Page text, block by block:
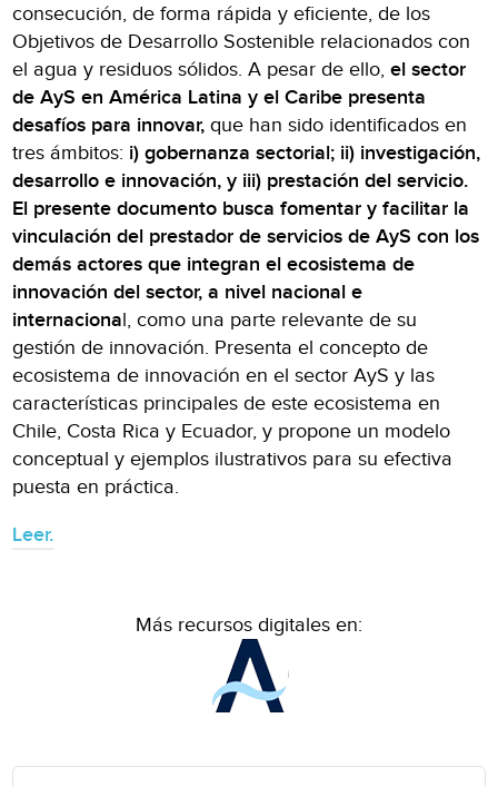
consecución, de forma rápida y eficiente, de los
Objetivos de Desarrollo Sostenible relacionados con
el agua y residuos sólidos. A pesar de ello,el sector
de AyS en América Latina y el Caribe presenta
desafíos para innovar, que han sido identificados en
tres ámbitos: i) gobernanza sectorial; ii) investigación,
desarrollo e innovación, y iii) prestación del servicio.
El presente documento busca fomentar y facilitar la
vinculación del prestador de servicios de AyS con los
demás actores que integran el ecosistema de
innovación del sector, a nivel nacional e
internacional, como una parte relevante de su
gestión de innovación. Presenta el concepto de
ecosistema de innovación en el sector AyS y las
características principales de este ecosistema en
Chile, Costa Rica y Ecuador, y propone un modelo
conceptual y ejemplos ilustrativos para su efectiva
puesta en práctica.
Leer.
Más recursos digitales en: